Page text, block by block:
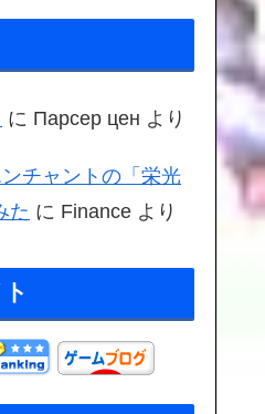
に Парсер цен より
チャントの「栄光
た に Finance より